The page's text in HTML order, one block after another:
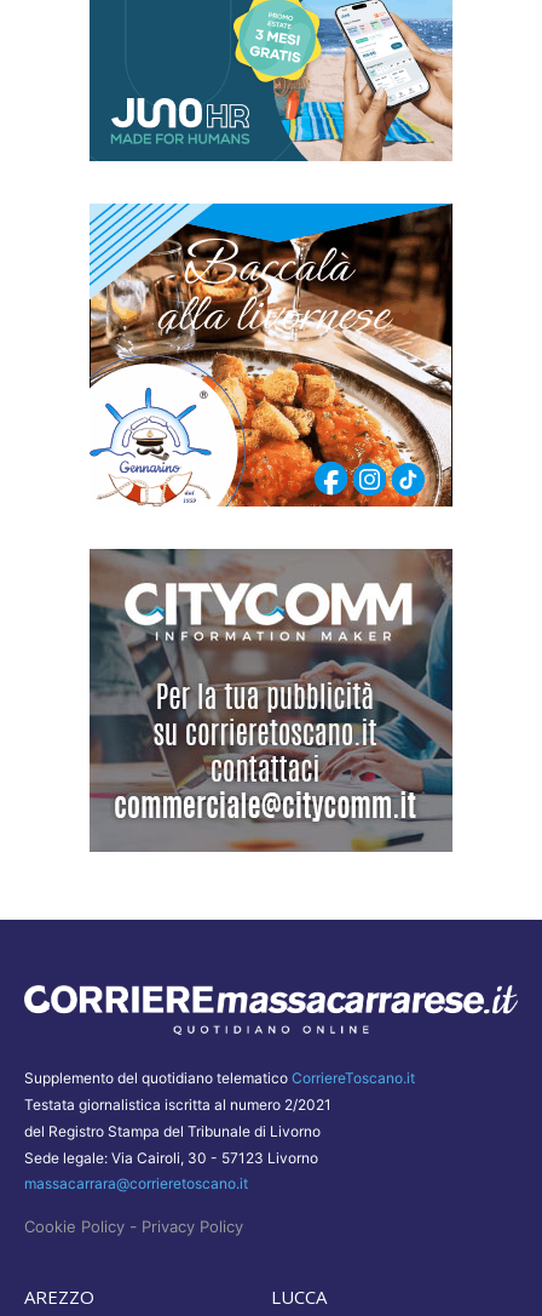
Supplemento del quotidiano telematico CorriereToscano.it
Testata giornalistica iscritta al numero 2/2021
del Registro Stampa del Tribunale di Livorno
Sede legale: Via Cairoli, 30 - 57123 Livorno
massacarrara@corrieretoscano.it
Cookie Policy - Privacy Policy
AREZZO
LUCCA